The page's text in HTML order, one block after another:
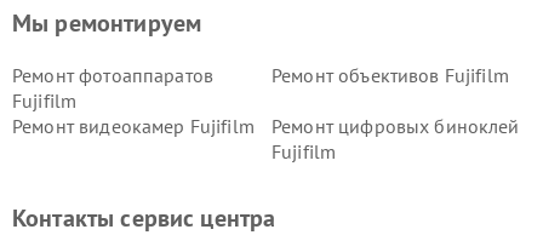
Мы ремонтируем
Ремонт фотоаппаратов
Fujifilm
Ремонт объективов Fujifilm
Ремонт видеокамер Fujifilm
Ремонт цифровых биноклей
Fujifilm
Контакты сервис центра